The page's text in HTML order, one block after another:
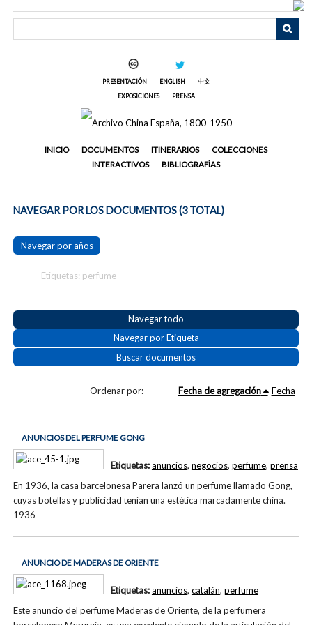
PRESENTACIÓN ENGLISH
中文
EXPOSICIONES
PRENSA
INICIO DOCUMENTOS ITINERARIOS
COLECCIONES
INTERACTIVOS
BIBLIOGRAFÍAS
NAVEGAR POR LOS DOCUMENTOS (3 TOTAL)
Navegar por años
Etiquetas: perfume
Navegar todo
Navegar por Etiqueta
Buscar documentos
Ordenar por: Fecha de agregación Fecha
ANUNCIOS DEL PERFUME GONG
En 1936, la casa barcelonesa Parera lanzó un perfume llamado Gong,
cuyas botellas y publicidad tenían una estética marcadamente china.
1936
Etiquetas:anuncios, negocios, perfume, prensa
ANUNCIO DE MADERAS DE ORIENTE
Este anuncio del perfume Maderas de Oriente, de la perfumera
Etiquetas:anuncios, catalán, perfume